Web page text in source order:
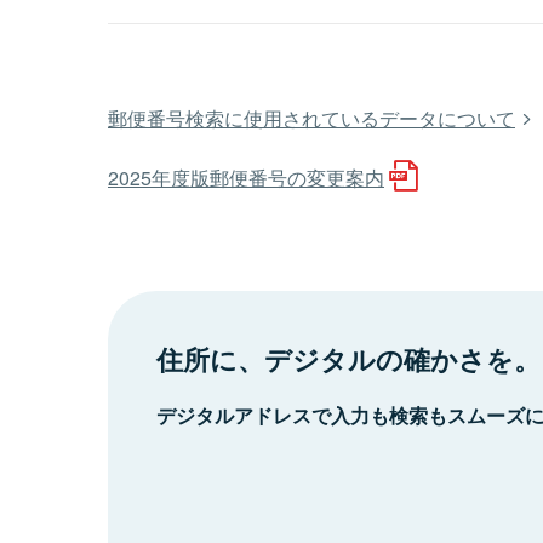
郵便番号検索に使用されているデータについて
2025年度版郵便番号の変更案内
住所に、デジタルの確かさを。
デジタルアドレスで入力も検索もスムーズ